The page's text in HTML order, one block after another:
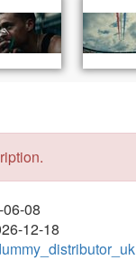
08
12-18